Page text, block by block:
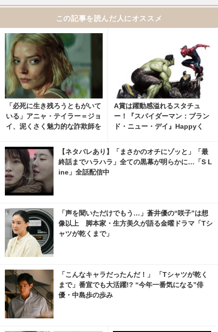
この記事を読んだ人にオススメ
「必死に生き残ろうともがいて
いる」アニャ・テイラー＝ジョ
イ、泥くさく魅力的な詐欺師を
TV「ラッキー」
A賞は躍動感溢れるスタチュ
ー！『スパイダーマン：ブラン
ド・ニュー・デイ』Happyく
真・画像 | cinemacafe.net
【ネタバレあり】「まさかのオチにゾッと」「最
終話までハラハラ」全ての黒幕が明らかに…「S L
ine」全話配信中
「声を聞いただけでもう…」蒼井優の“咲子”は想
像以上 脚本家・生方美久が語る金曜ドラマ「Tシ
ャツが乾くまで」
「こんなキャラだったんだ！」 「Tシャツが乾く
まで」番宣でも大活躍!? “今年一番気になる”俳
優・中島歩の歩み